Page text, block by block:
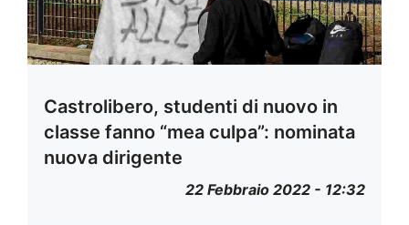
Castrolibero, studenti di nuovo in
classe fanno “mea culpa”: nominata
nuova dirigente
22 Febbraio 2022 - 12:32